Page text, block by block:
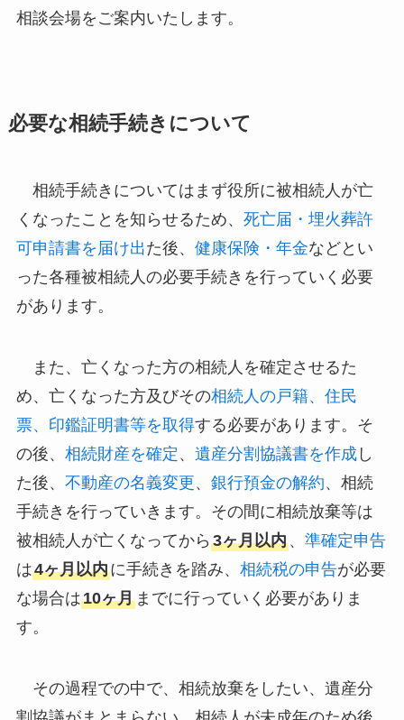
相談会場をご案内いたします。
必要な相続手続きについて
相続手続きについてはまず役所に被相続人が亡
くなったことを知らせるため、 死亡届・埋火葬許
可申請書を届け出た後、 健康保険・年金などとい
った各種被相続人の必要手続きを行っていく必要
があります。
また、亡くなった方の相続人を確定させるた
め、亡くなった方及びその相続人の戸籍、住民
票、印鑑証明書等を取得する必要があります。そ
の後、 相続財産を確定 、 遺産分割協議書を作成し
た後、 不動産の名義変更、 銀行預金の解約、相続
手続きを行っていきます。その間に相続放棄等は
被相続人が亡くなってから 3ヶ月以内、 準確定申告
は4ヶ月以内に手続きを踏み、 相続税の申告が必要
な場合は10ヶ月までに行っていく必要がありま
す。
その過程での中で、相続放棄をしたい、遺産分